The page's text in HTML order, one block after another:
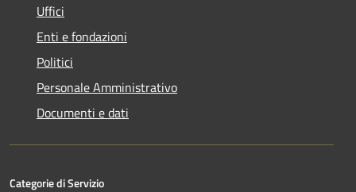
Uffici
Enti e fondazioni
Politici
Personale Amministrativo
Documenti e dati
Categorie di Servizio